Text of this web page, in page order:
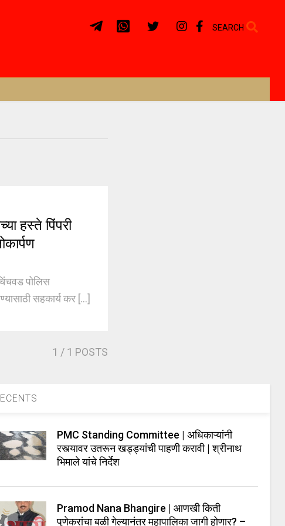
SEARCH
हस्ते पिंपरी
पोलिस
सहकार्य कर [...]
1 / 1 POSTS
PMC Standing Committee | अधिकाऱ्यांनी
रस्त्यावर उतरून खड्ड्यांची पाहणी करावी | श्रीनाथ
भिमाले यांचे निर्देश
Pramod Nana Bhangire | आणखी किती
पुणेकरांचा बळी गेल्यानंतर महापालिका जागी होणार? –